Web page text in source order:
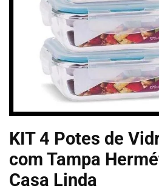
KIT 4 Potes de
com Tampa
Casa Linda